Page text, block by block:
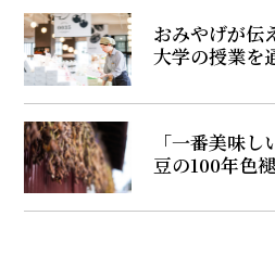
おみやげが
大学の授業を
「一番美味
豆の100年色